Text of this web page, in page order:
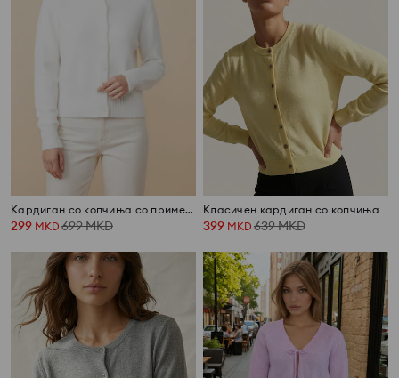
Кардиган со копчиња со примеса од волна
299 MKD 699MKD
Класичен кардиган со копчиња
399 MKD 639MKD